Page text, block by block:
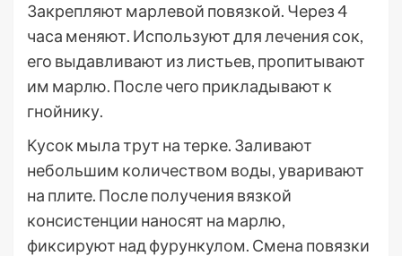
Закрепляют марлевой повязкой. Через 4
часа меняют. Используют для лечения сок,
его выдавливают из листьев, пропитывают
им марлю. После чего прикладывают к
гнойнику.
Кусок мыла трут на терке. Заливают
небольшим количеством воды, уваривают
на плите. После получения вязкой
консистенции наносят на марлю,
фиксируют над фурункулом. Смена повязки